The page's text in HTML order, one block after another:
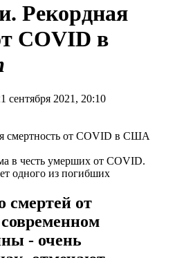
Рекордная
COVID в
сентября 2021, 20:10
в честь умерших от COVID.
одного из погибших
смертей от
- очень